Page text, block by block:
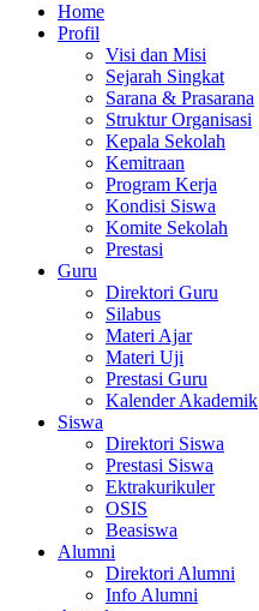
Home
Profil
Visi dan Misi
Sejarah Singkat
Sarana & Prasarana
Struktur Organisasi
Kepala Sekolah
Kemitraan
Program Kerja
Kondisi Siswa
Komite Sekolah
Prestasi
Guru
Direktori Guru
Silabus
Materi Ajar
Materi Uji
Prestasi Guru
Kalender Akademik
Siswa
Direktori Siswa
Prestasi Siswa
Ektrakurikuler
OSIS
Beasiswa
Alumni
Direktori Alumni
Info Alumni